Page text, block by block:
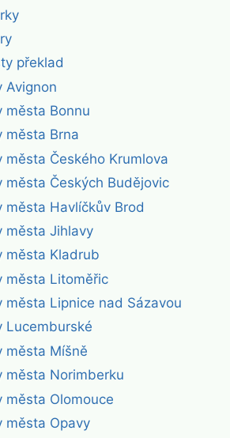
překlad
Avignon
města Bonnu
města Brna
města Českého Krumlova
města Českých Budějovic
města Havlíčkův Brod
města Jihlavy
města Kladrub
města Litoměřic
města Lipnice nad Sázavou
Lucemburské
města Míšně
města Norimberku
města Olomouce
města Opavy